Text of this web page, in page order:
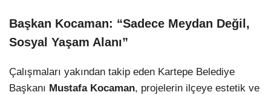
Başkan Kocaman: “Sadece Meydan Değil,
Sosyal Yaşam Alanı”
Çalışmaları yakından takip eden Kartepe Belediye
Başkanı Mustafa Kocaman, projelerin ilçeye estetik ve